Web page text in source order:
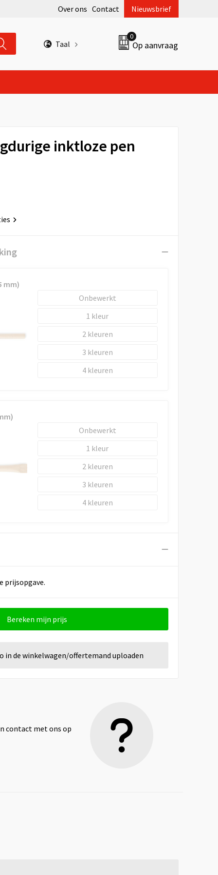
Over ons Contact Nieuwsbrief
Taal
0
Op aanvraag
inktloze pen
mm)
Onbewerkt
1
2
3
4
Onbewerkt
1
2
3
4
prijsopgave.
Bereken mijn prijs
in de winkelwagen/offertemand uploaden
contact met ons op